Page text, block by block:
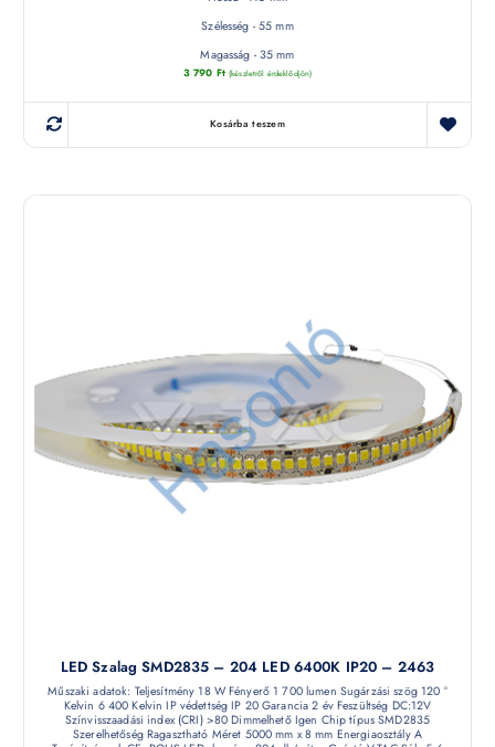
Szélesség - 55 mm
Magasság - 35 mm
3 790 Ft (készletről érdeklődjön)
Kosárba teszem
LED Szalag SMD2835 – 204 LED 6400K IP20 – 2463
Műszaki adatok: Teljesítmény 18 W Fényerő 1 700 lumen Sugárzási szög 120 °
Kelvin 6 400 Kelvin IP védettség IP 20 Garancia 2 év Feszültség DC:12V
Színvisszaadási index (CRI) >80 Dimmelhető Igen Chip típus SMD2835
Szerelhetőség Ragasztható Méret 5000 mm x 8 mm Energiaosztály A